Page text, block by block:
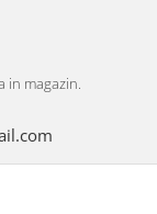
in magazin.